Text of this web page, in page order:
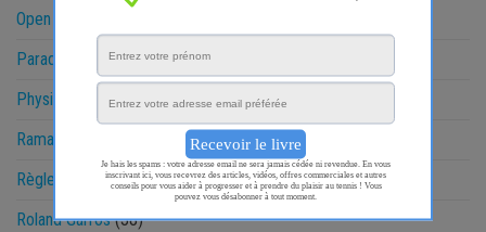
Open Sud de France
Paradoxes
(8)
Physique
(48)
Ramasseur
Règlement
(14)
Roland Garros(38)